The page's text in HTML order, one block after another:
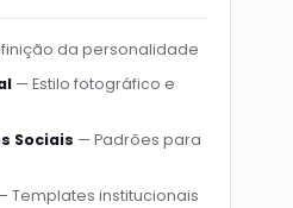
da personalidade
— Estilo fotográfico e
Sociais — Padrões para
Templates institucionais